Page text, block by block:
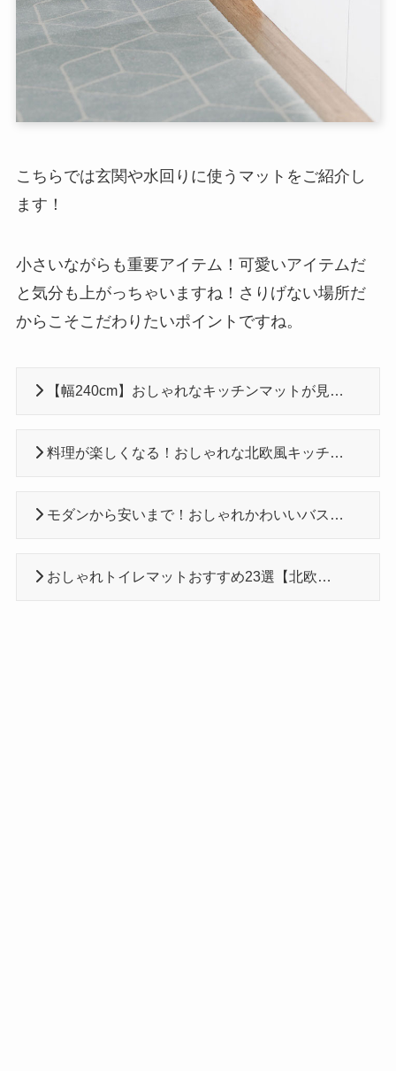
こちらでは玄関や水回りに使うマットをご紹介し
ます！
小さいながらも重要アイテム！可愛いアイテムだ
と気分も上がっちゃいますね！さりげない場所だ
からこそこだわりたいポイントですね。
【幅240cm】おしゃれなキッチンマットが見つかる通販おすすめ6選
料理が楽しくなる！おしゃれな北欧風キッチンマットおすすめ8選
モダンから安いまで！おしゃれかわいいバスマット16選・ブランド6選
おしゃれトイレマットおすすめ23選【北欧・シンプルシック・安い】